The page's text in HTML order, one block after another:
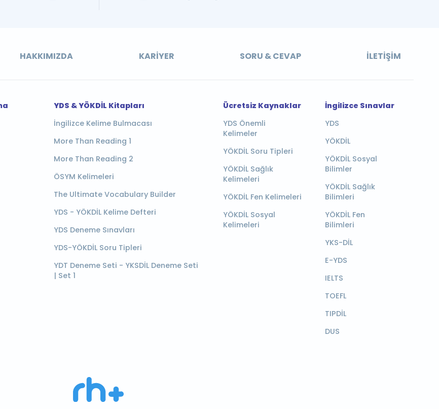
HAKKIMIZDA KARIYER SORU & CEVAP İLETIŞIM
YDS & YÖKDİL Kitapları
İngilizce Kelime Bulmacası
More Than Reading 1
More Than Reading 2
ÖSYM Kelimeleri
The Ultimate Vocabulary Builder
YDS - YÖKDİL Kelime Defteri
YDS Deneme Sınavları
YDS-YÖKDİL Soru Tipleri
YDT Deneme Seti - YKSDİL Deneme Seti
| Set 1
Ücretsiz Kaynaklar
YDS Önemli
Kelimeler
YÖKDİL Soru Tipleri
YÖKDİL Sağlık
Kelimeleri
YÖKDİL Fen Kelimeleri
YÖKDİL Sosyal
Kelimeleri
İngilizce Sınavlar
YDS
YÖKDİL
YÖKDİL Sosyal
Bilimler
YÖKDİL Sağlık
Bilimleri
YÖKDİL Fen
Bilimleri
YKS-DİL
E-YDS
IELTS
TOEFL
TIPDİL
DUS